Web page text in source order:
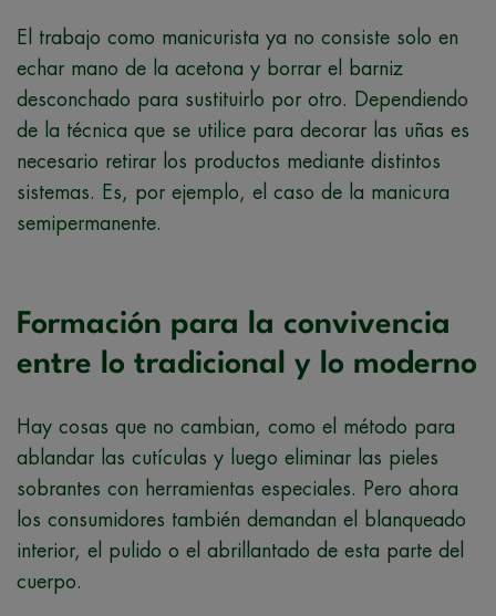
El trabajo como manicurista ya no consiste solo en
echar mano de la acetona y borrar el barniz
desconchado para sustituirlo por otro. Dependiendo
de la técnica que se utilice para decorar las uñas es
necesario retirar los productos mediante distintos
sistemas. Es, por ejemplo, el caso de la manicura
semipermanente.
Formación para la convivencia
entre lo tradicional y lo moderno
Hay cosas que no cambian, como el método para
ablandar las cutículas y luego eliminar las pieles
sobrantes con herramientas especiales. Pero ahora
los consumidores también demandan el blanqueado
interior, el pulido o el abrillantado de esta parte del
cuerpo.